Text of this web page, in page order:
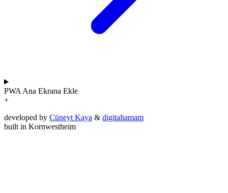
PWA Ana Ekrana Ekle
+
developed by Cüneyt Kaya & digitaltamam
built in Kornwestheim